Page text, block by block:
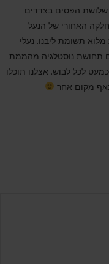
שלושת הפסים בצדדים
האחורי של הנעל
תשומת ליבנו. נעלי
תחושת נוסטלגיה מהממת
לכל לבוש. אצלנו תוכלו
מקום אחר